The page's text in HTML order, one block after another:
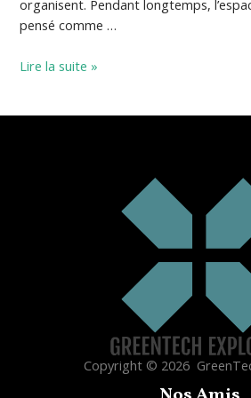
organisent. Pendant longtemps,
pensé comme …
Lire la suite »
Copyright © 2026